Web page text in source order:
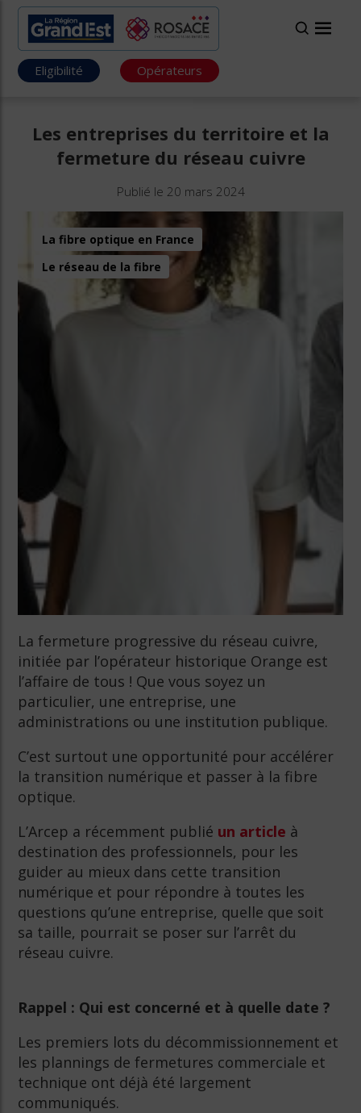
Eligibilité Opérateurs
Les entreprises du territoire et la
fermeture du réseau cuivre
Publié le 20 mars 2024
La fibre optique en France
Le réseau de la fibre
La fermeture progressive du réseau cuivre,
initiée par l’opérateur historique Orange est
l’affaire de tous ! Que vous soyez un
particulier, une entreprise, une
administrations ou une institution publique.
C’est surtout une opportunité pour accélérer
la transition numérique et passer à la fibre
optique.
L’Arcep a récemment publié un article à
destination des professionnels, pour les
guider au mieux dans cette transition
numérique et pour répondre à toutes les
questions qu’une entreprise, quelle que soit
sa taille, pourrait se poser sur l’arrêt du
réseau cuivre.
Rappel : Qui est concerné et à quelle date ?
Les premiers lots du décommissionnement et
les plannings de fermetures commerciale et
technique ont déjà été largement
communiqués.